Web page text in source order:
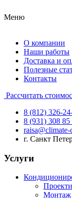
Меню
О компании
Наши работы
Доставка и
Полезные
Контакты
Рассчитать
8 (812) 326-
8 (931) 308 85
г. Санкт
Услуги
Монтаж